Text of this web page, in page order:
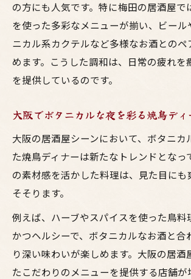
の方にも人気です。特に梅田の居酒屋で
を使った多彩なメニューが揃い、ビール
ニカル系カクテルなど多様なお酒とのペ
めます。こうした調和は、日常の疲れを
を提供しているのです。
大阪でボタニカルな夜を彩る焼鳥ディ
大阪の居酒屋シーンにおいて、ボタニカ
た焼鳥ディナーは新たなトレンドとなっ
の素材感を活かした料理は、見た目にも
そそります。
例えば、ハーブやスパイスを使った鳥料
かつヘルシーで、ボタニカルなお酒と合
り深い味わいが楽しめます。大阪の居酒
たこだわりのメニューを提供する店舗が